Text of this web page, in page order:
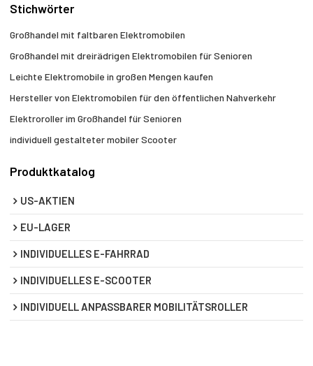
Stichwörter
Großhandel mit faltbaren Elektromobilen
Großhandel mit dreirädrigen Elektromobilen für Senioren
Leichte Elektromobile in großen Mengen kaufen
Hersteller von Elektromobilen für den öffentlichen Nahverkehr
Elektroroller im Großhandel für Senioren
individuell gestalteter mobiler Scooter
Produktkatalog
US-AKTIEN
EU-LAGER
INDIVIDUELLES E-FAHRRAD
INDIVIDUELLES E-SCOOTER
INDIVIDUELL ANPASSBARER MOBILITÄTSROLLER